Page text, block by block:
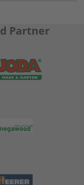
Partner